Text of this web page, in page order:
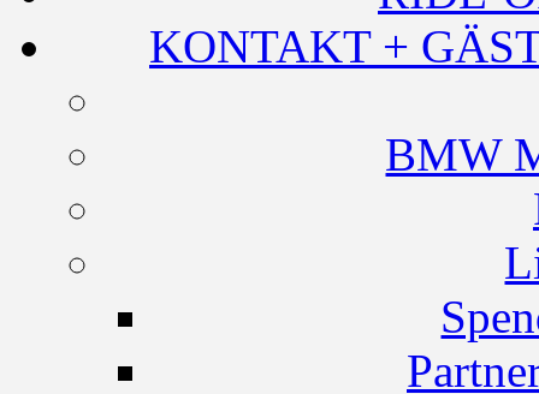
KONTAKT +
BMW